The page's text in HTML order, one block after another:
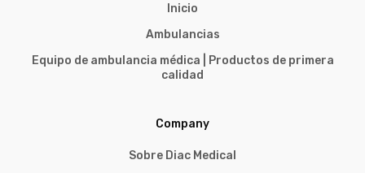
Inicio
Ambulancias
Equipo de ambulancia médica | Productos de primera
calidad
Company
Sobre Diac Medical